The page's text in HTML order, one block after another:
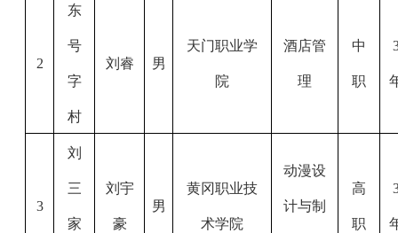
2
东
号
字
村
刘睿 男
天门职业学
院
酒店管
理
中
职
3
刘
三
家
刘宇
豪
男
黄冈职业技
术学院
动漫设
计与制
高
职